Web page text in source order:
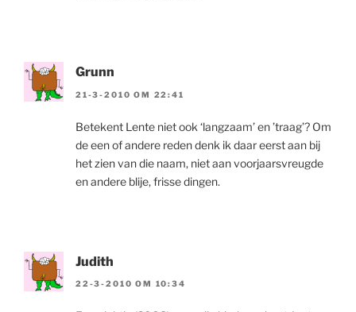
Grunn
21-3-2010 OM 22:41
Betekent Lente niet ook ‘langzaam’ en ’traag’? Om
de een of andere reden denk ik daar eerst aan bij
het zien van die naam, niet aan voorjaarsvreugde
en andere blije, frisse dingen.
Judith
22-3-2010 OM 10:34